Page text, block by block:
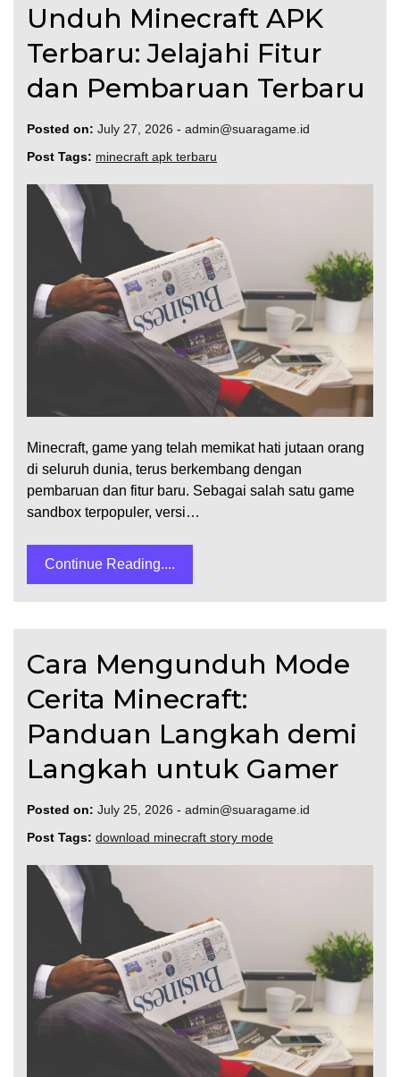
Unduh Minecraft APK
Terbaru: Jelajahi Fitur
dan Pembaruan Terbaru
Posted on: July 27, 2026 - admin@suaragame.id
Post Tags: minecraft apk terbaru
Minecraft, game yang telah memikat hati jutaan orang
di seluruh dunia, terus berkembang dengan
pembaruan dan fitur baru. Sebagai salah satu game
sandbox terpopuler, versi…
Continue Reading....
Cara Mengunduh Mode
Cerita Minecraft:
Panduan Langkah demi
Langkah untuk Gamer
Posted on: July 25, 2026 - admin@suaragame.id
Post Tags: download minecraft story mode